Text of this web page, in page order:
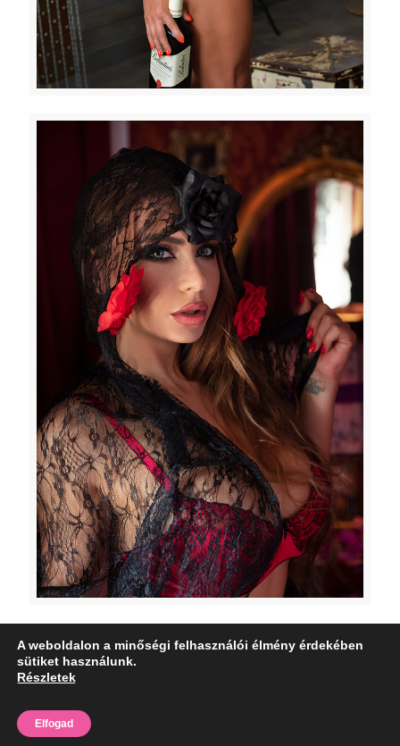
A weboldalon a minőségi felhasználói élmény érdekében
sütiket használunk.
Részletek
Elfogad